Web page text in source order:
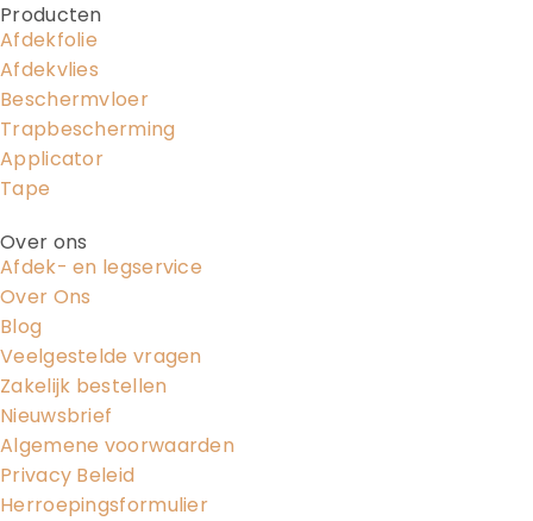
Producten
Afdekfolie
Afdekvlies
Beschermvloer
Trapbescherming
Applicator
Tape
Over ons
Afdek- en legservice
Over Ons
Blog
Veelgestelde vragen
Zakelijk bestellen
Nieuwsbrief
Algemene voorwaarden
Privacy Beleid
Herroepingsformulier